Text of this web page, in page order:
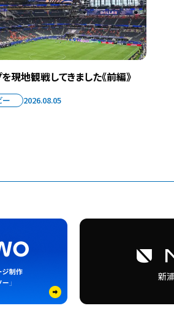
現地観戦してきました《前編》
ー 2026.08.05